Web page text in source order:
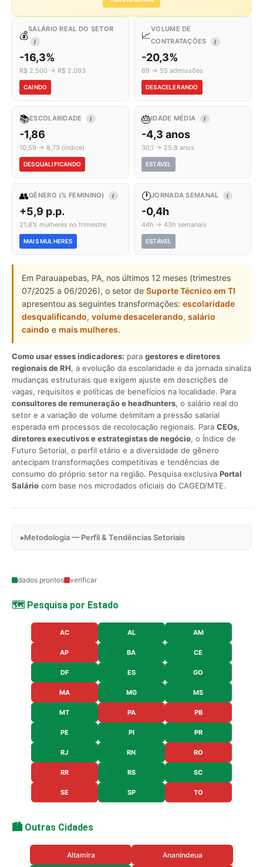
💰
SALÁRIO REAL DO SETOR
I
-16,3%
R$ 2.500 → R$ 2.093
CAINDO
📈
VOLUME DE
CONTRATAÇÕES
I
-20,3%
69 → 55 admissões
DESACELERANDO
📚ESCOLARIDADE I
-1,86
10,59 → 8,73 (índice)
DESQUALIFICANDO
🎂IDADE MÉDIA I
-4,3 anos
30,1 → 25,8 anos
ESTÁVEL
👥GÊNERO (% FEMININO) I
+5,9 p.p.
21,8% mulheres no trimestre
MAIS MULHERES
🕐JORNADA SEMANAL I
-0,4h
44h → 43h semanais
ESTÁVEL
Em Parauapebas, PA, nos últimos 12 meses (trimestres
07/2025 a 06/2026), o setor de Suporte Técnico em TI
apresentou as seguintes transformações: escolaridade
desqualificando, volume desacelerando, salário
caindo e mais mulheres.
Como usar esses indicadores: para gestores e diretores
regionais de RH, a evolução da escolaridade e da jornada sinaliza
mudanças estruturais que exigem ajuste em descrições de
vagas, requisitos e políticas de benefícios na localidade. Para
consultores de remuneração e headhunters, o salário real do
setor e a variação de volume delimitam a pressão salarial
esperada em processos de recolocação regionais. Para CEOs,
diretores executivos e estrategistas de negócio, o Índice de
Futuro Setorial, o perfil etário e a diversidade de gênero
antecipam transformações competitivas e tendências de
consumo do próprio setor na região. Pesquisa exclusiva Portal
Salário com base nos microdados oficiais do CAGED/MTE.
Metodologia — Perfil & Tendências Setoriais
dados prontos verificar
🗺️ Pesquisa por Estado
AC AL AM
AP BA CE
DF ES GO
MA MG MS
MT PA PB
PE PI PR
RJ RN RO
RR RS SC
SE SP TO
🏙️ Outras Cidades
Altamira Ananindeua